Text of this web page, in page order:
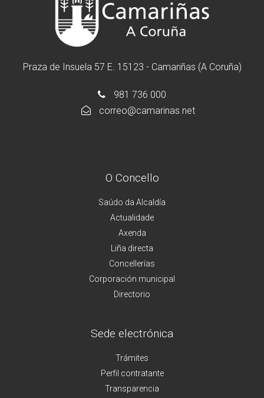
Praza de Insuela 57 E. 15123 - Camariñas (A Coruña)
981 736 000
correo@camarinas.net
O Concello
Saúdo da Alcaldía
Actualidade
Axenda
Liña directa
Concellerías
Corporación municipal
Directorio
Sede electrónica
Trámites
Perfil contratante
Transparencia